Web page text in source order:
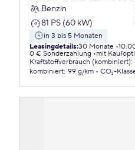
Benzin
81 PS (60 kW)
in 3 bis 5 Monaten
Leasingdetails:30 Monate
0 € Sonderzahlung
mit
Kraftstoffverbrauch (kombiniert):
kombiniert: 99 g/km CO₂-